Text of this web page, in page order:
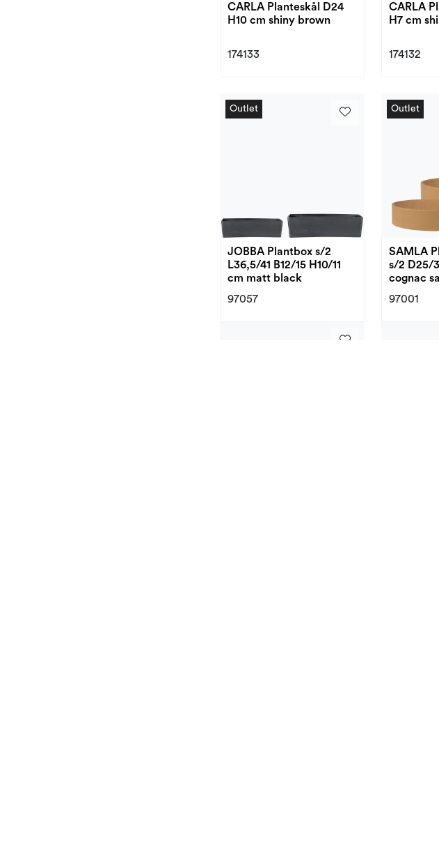
CARLA Planteskål D24
H10 cm shiny brown
174133
CARLA
H7 cm
174132
Outlet
Outlet
JOBBA Plantbox s/2
L36,5/41 B12/15 H10/11
cm matt black
97057
Outlet
Outlet
SAMLA
s/2 D25/
cognac
97001